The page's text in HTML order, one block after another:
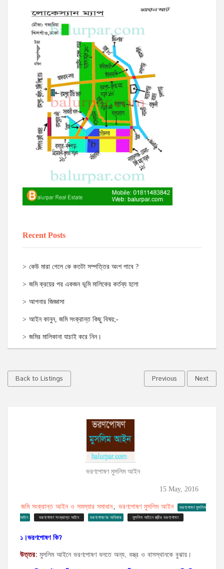
Recent Posts
কেউ মারা গেলে কে কতটা সম্পত্তির অংশ পাবে ?
জমি ক্রয়ের পর একজন ভূমি মালিকের কর্তব্য হলো
আপনার জিজ্ঞাসা
আইন কানুন, জমি সংক্রান্ত কিছু বিষয়;-
জমির মালিকানা যাচাই করে নিন।
Back to Listings Previous Next
ভরণপোষণ মুসলিম আইন
15 May, 2016
জমি সংক্রান্ত আইন ও সমস্যার সমাধান ভরণপোষণ মুসলিম আইন
ভরণপোষণ মুসলিম
আইন
ভরণপোষণ সংক্রান্ত আইন ভরণপোষণের অধিকার মুসলিম আইনে স্ত্রীর ভরণপোষণ
১।ভরণপোষণ কি?
উত্তর: মুসলিম আইনে ভরণপোষণ বলতে অন্য, বস্ত্র ও বাসস্থানকে বুঝায়।